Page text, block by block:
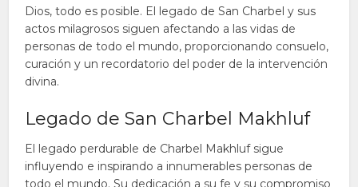
Dios, todo es posible. El legado de San Charbel y sus
actos milagrosos siguen afectando a las vidas de
personas de todo el mundo, proporcionando consuelo,
curación y un recordatorio del poder de la intervención
divina.
Legado de San Charbel Makhluf
El legado perdurable de Charbel Makhluf sigue
influyendo e inspirando a innumerables personas de
todo el mundo. Su dedicación a su fe y su compromiso